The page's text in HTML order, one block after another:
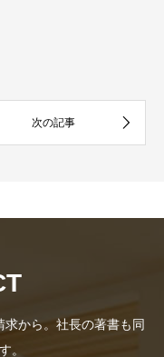
から。社長の著書も同
。